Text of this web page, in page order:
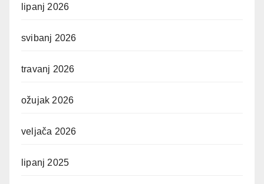
lipanj 2026
svibanj 2026
travanj 2026
ožujak 2026
veljača 2026
lipanj 2025